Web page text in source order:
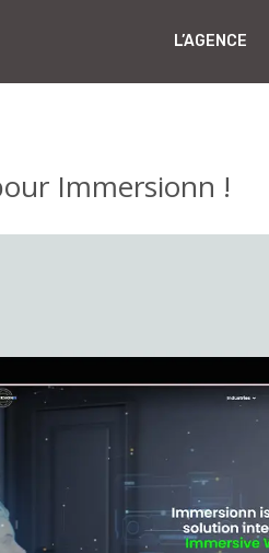
L’AGENCE
Immersionn !